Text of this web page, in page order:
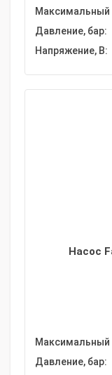
Максимальный
Давление, бар:
Напряжение, В:
Насос
Максимальный
Давление, бар: